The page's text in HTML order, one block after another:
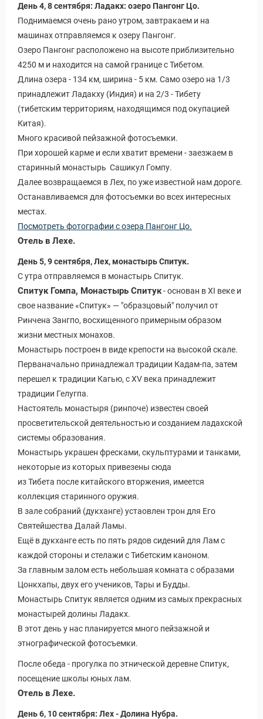
День 4, 8 сентября: Ладакх: озеро Пангонг Цо.
Поднимаемся очень рано утром, завтракаем и на
машинах отправляемся к озеру Пангонг.
Озеро Пангонг расположено на высоте приблизительно
4250 м и находится на самой границе с Тибетом.
Длина озера - 134 км, ширина - 5 км. Само озеро на 1/3
принадлежит Ладакху (Индия) и на 2/3 - Тибету
(тибетским территориям, находящимся под окупацией
Китая).
Много красивой пейзажной фотосъемки.
При хорошей карме и если хватит времени - заезжаем в
старинный монастырь Сашикул Гомпу.
Далее возвращаемся в Лех, по уже известной нам дороге.
Останавливаемся для фотосъемки во всех интересных
местах.
Посмотреть фотографии с озера Пангонг Цо.
Отель в Лехе.
День 5, 9 сентября, Лех, монастырь Спитук.
С утра отправляемся в монастырь Спитук.
Спитук Гомпа, Монастырь Спитук- основан в XI веке и
свое название «Спитук» — "образцовый" получил от
Ринчена Зангпо, восхищенного примерным образом
жизни местных монахов.
Монастырь построен в виде крепости на высокой скале.
Перваначально принадлежал традиции Кадам-па, затем
перешел к традиции Кагью, с XV века принадлежит
традиции Гелугпа.
Настоятель монастыря (ринпоче) известен своей
просветительской деятельностью и созданием ладахской
системы образования.
Монастырь украшен фресками, скульптурами и танками,
некоторые из которых привезены сюда
из Тибета после китайского вторжения, имеется
коллекция старинного оружия.
В зале собраний (дукханге) устаовлен трон для Его
Святейшества Далай Ламы.
Ещё в дукханге есть по пять рядов сидений для Лам с
каждой стороны и стелажи с Тибетским каноном.
За главным залом есть небольшая комната с образами
Цонкхапы, двух его учеников, Тары и Будды.
Монастырь Спитук является одним из самых прекрасных
монастырей долины Ладакх.
В этот день у нас планируется много пейзажной и
этнографической фотосъемки.
После обеда - прогулка по этнической деревне Спитук,
посещение школы юных лам.
Отель в Лехе.
День 6, 10 сентября: Лех - Долина Нубра.